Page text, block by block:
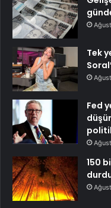
Tek
Fed
150